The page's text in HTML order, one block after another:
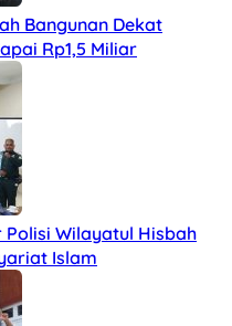
Bangunan Dekat
Rp1,5 Miliar
Polisi Wilayatul Hisbah
Islam